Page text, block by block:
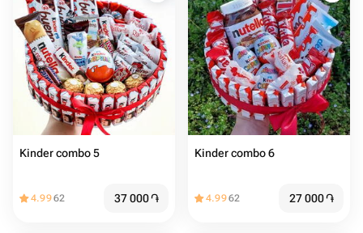
Kinder combo 5
4.9962 37 000֏
Kinder combo 6
4.9962 27 000֏